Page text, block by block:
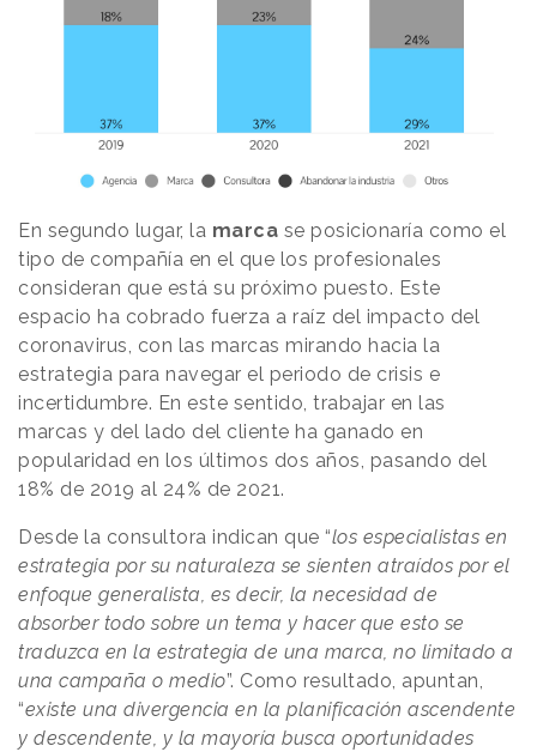
En segundo lugar, la marca se posicionaría como el
tipo de compañía en el que los profesionales
consideran que está su próximo puesto. Este
espacio ha cobrado fuerza a raíz del impacto del
coronavirus, con las marcas mirando hacia la
estrategia para navegar el periodo de crisis e
incertidumbre. En este sentido, trabajar en las
marcas y del lado del cliente ha ganado en
popularidad en los últimos dos años, pasando del
18% de 2019 al 24% de 2021.
Desde la consultora indican que “los especialistas en
estrategia por su naturaleza se sienten atraídos por el
enfoque generalista, es decir, la necesidad de
absorber todo sobre un tema y hacer que esto se
traduzca en la estrategia de una marca, no limitado a
una campaña o medio”. Como resultado, apuntan,
“existe una divergencia en la planificación ascendente
y descendente, y la mayoría busca oportunidades